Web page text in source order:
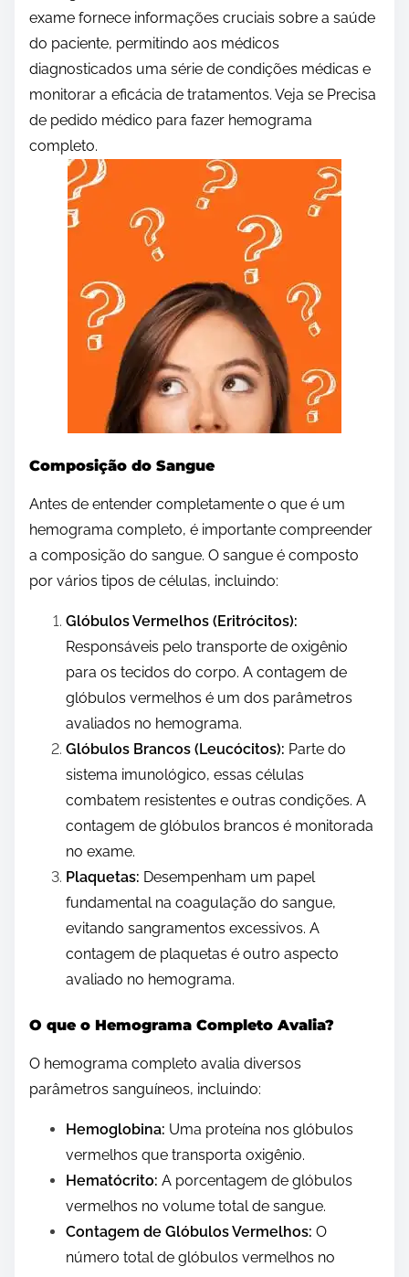
exame fornece informações cruciais sobre a saúde
do paciente, permitindo aos médicos
diagnosticados uma série de condições médicas e
monitorar a eficácia de tratamentos. Veja se Precisa
de pedido médico para fazer hemograma
completo.
Composição do Sangue
Antes de entender completamente o que é um
hemograma completo, é importante compreender
a composição do sangue. O sangue é composto
por vários tipos de células, incluindo:
Glóbulos Vermelhos (Eritrócitos):
Responsáveis ​​pelo transporte de oxigênio
para os tecidos do corpo. A contagem de
glóbulos vermelhos é um dos parâmetros
avaliados no hemograma.
Glóbulos Brancos (Leucócitos): Parte do
sistema imunológico, essas células
combatem resistentes e outras condições. A
contagem de glóbulos brancos é monitorada
no exame.
Plaquetas: Desempenham um papel
fundamental na coagulação do sangue,
evitando sangramentos excessivos. A
contagem de plaquetas é outro aspecto
avaliado no hemograma.
O que o Hemograma Completo Avalia?
O hemograma completo avalia diversos
parâmetros sanguíneos, incluindo:
Hemoglobina: Uma proteína nos glóbulos
vermelhos que transporta oxigênio.
Hematócrito: A porcentagem de glóbulos
vermelhos no volume total de sangue.
Contagem de Glóbulos Vermelhos: O
número total de glóbulos vermelhos no